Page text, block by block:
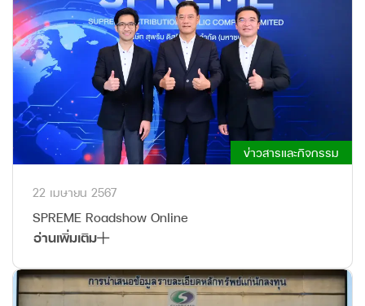
ข่าวสารและกิจกรรม
22 เมษายน 2567
SPREME Roadshow Online
อ่านเพิ่มเติม